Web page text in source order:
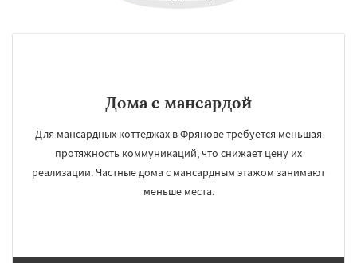
Дома с мансардой
Для мансардных коттеджах в Фрянове требуется меньшая
протяжность коммуникаций, что снижает цену их
реализации. Частные дома с мансардным этажом занимают
меньше места.